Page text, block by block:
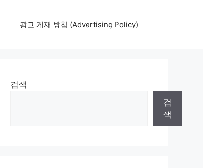
광고 게재 방침 (Advertising Policy)
검색
검
색